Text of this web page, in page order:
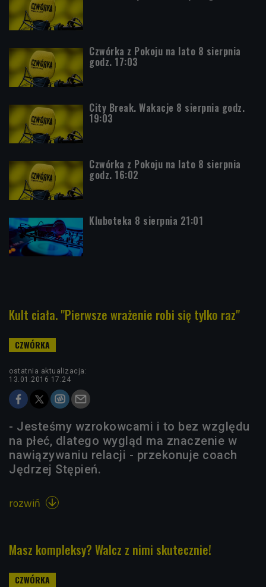
Czwórka z Pokoju na lato 8 sierpnia
godz. 17:03
City Break. Wakacje 8 sierpnia godz.
19:03
Czwórka z Pokoju na lato 8 sierpnia
godz. 16:02
Kluboteka 8 sierpnia 21:01
Kult ciała. "Pierwsze wrażenie robi się tylko raz"
ostatnia aktualizacja:
13.01.2016 17:24
- Jesteśmy wzrokowcami i to bez względu
na płeć, dlatego wygląd ma znaczenie w
nawiązywaniu relacji - przekonuje coach
Jędrzej Stępień.
rozwiń 
Masz kompleksy? Walcz z nimi skutecznie!